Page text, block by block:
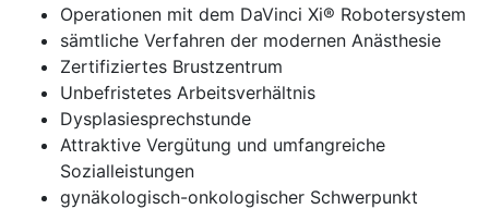
Operationen mit dem DaVinci Xi® Robotersystem
sämtliche Verfahren der modernen Anästhesie
Zertifiziertes Brustzentrum
Unbefristetes Arbeitsverhältnis
Dysplasiesprechstunde
Attraktive Vergütung und umfangreiche
Sozialleistungen
gynäkologisch-onkologischer Schwerpunkt